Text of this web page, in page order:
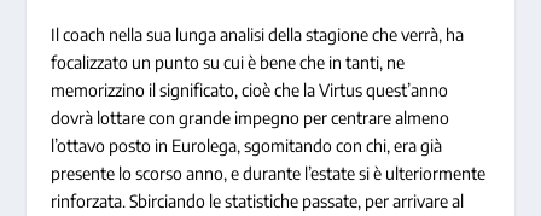
Il coach nella sua lunga analisi della stagione che verrà, ha
focalizzato un punto su cui è bene che in tanti, ne
memorizzino il significato, cioè che la Virtus quest’anno
dovrà lottare con grande impegno per centrare almeno
l’ottavo posto in Eurolega, sgomitando con chi, era già
presente lo scorso anno, e durante l’estate si è ulteriormente
rinforzata. Sbirciando le statistiche passate, per arrivare al